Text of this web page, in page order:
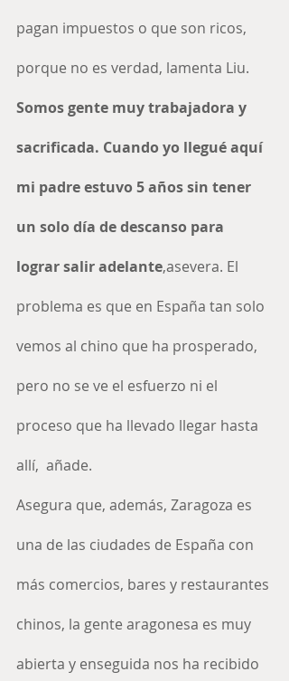
pagan impuestos o que son ricos,
porque no es verdad, lamenta Liu.
Somos gente muy trabajadora y
sacrificada. Cuando yo llegué aquí
mi padre estuvo 5 años sin tener
un solo día de descanso para
lograr salir adelante,asevera. El
problema es que en España tan solo
vemos al chino que ha prosperado,
pero no se ve el esfuerzo ni el
proceso que ha llevado llegar hasta
allí,  añade.
Asegura que, además, Zaragoza es
una de las ciudades de España con
más comercios, bares y restaurantes
chinos, la gente aragonesa es muy
abierta y enseguida nos ha recibido